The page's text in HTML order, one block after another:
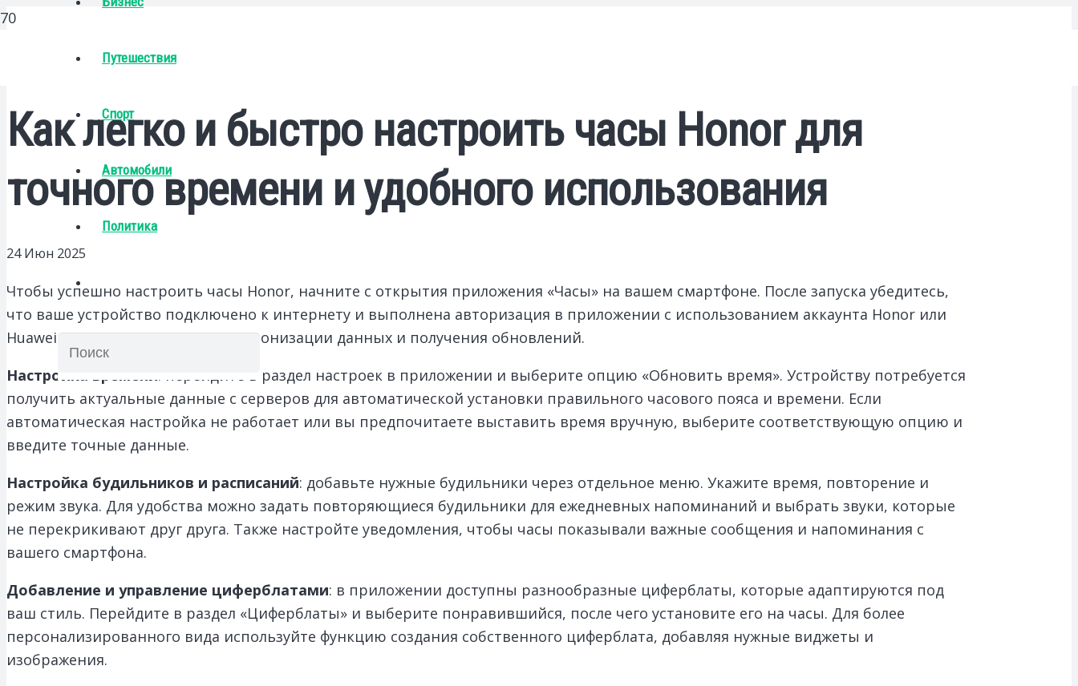
Путешествия
Спорт
Автомобили
Политика
Как легко и быстро настроить часы Honor для
точного времени и удобного использования
24 Июн 2025
Чтобы успешно настроить часы Honor, начните с открытия приложения «Часы» на вашем смартфоне. После запуска убедитесь,
что ваше устройство подключено к интернету и выполнена авторизация в приложении с использованием аккаунта Honor или
Huawei. Это необходимо для синхронизации данных и получения обновлений.
Настройка времени
: перейдите в раздел настроек в приложении и выберите опцию «Обновить время». Устройству потребуется
получить актуальные данные с серверов для автоматической установки правильного часового пояса и времени. Если
автоматическая настройка не работает или вы предпочитаете выставить время вручную, выберите соответствующую опцию и
введите точные данные.
Настройка будильников и расписаний: добавьте нужные будильники через отдельное меню. Укажите время, повторение и
режим звука. Для удобства можно задать повторяющиеся будильники для ежедневных напоминаний и выбрать звуки, которые
не перекрикивают друг друга. Также настройте уведомления, чтобы часы показывали важные сообщения и напоминания с
вашего смартфона.
Добавление и управление циферблатами: в приложении доступны разнообразные циферблаты, которые адаптируются под
ваш стиль. Перейдите в раздел «Циферблаты» и выберите понравившийся, после чего установите его на часы. Для более
персонализированного вида используйте функцию создания собственного циферблата, добавляя нужные виджеты и
изображения.